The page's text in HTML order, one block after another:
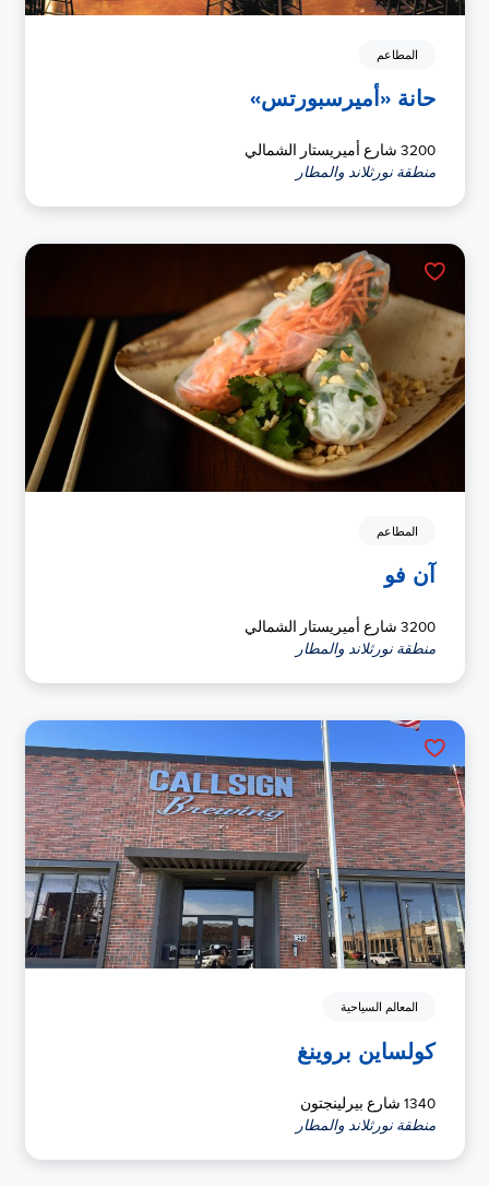
المطاعم
حانة «أميرسبورتس»
3200 شارع أميريستار الشمالي
منطقة نورثلاند والمطار
المطاعم
آن فو
3200 شارع أميريستار الشمالي
منطقة نورثلاند والمطار
المعالم السياحية
كولساين بروينغ
1340 شارع بيرلينجتون
منطقة نورثلاند والمطار